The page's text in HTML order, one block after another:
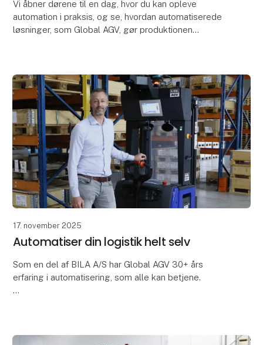
Vi åbner dørene til en dag, hvor du kan opleve
automation i praksis, og se, hvordan automatiserede
løsninger, som Global AGV, gør produktionen
17. november 2025
Automatiser din logistik helt selv
Som en del af BILA A/S har Global AGV 30+ års
erfaring i automatisering, som alle kan betjene.